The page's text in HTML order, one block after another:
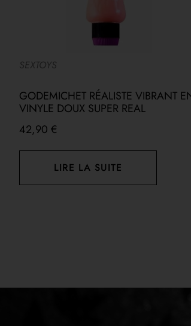
SEXTOYS
GODEMICHET RÉALISTE VIBRANT
VINYLE DOUX SUPER REAL
42,90 €
LIRE LA SUITE